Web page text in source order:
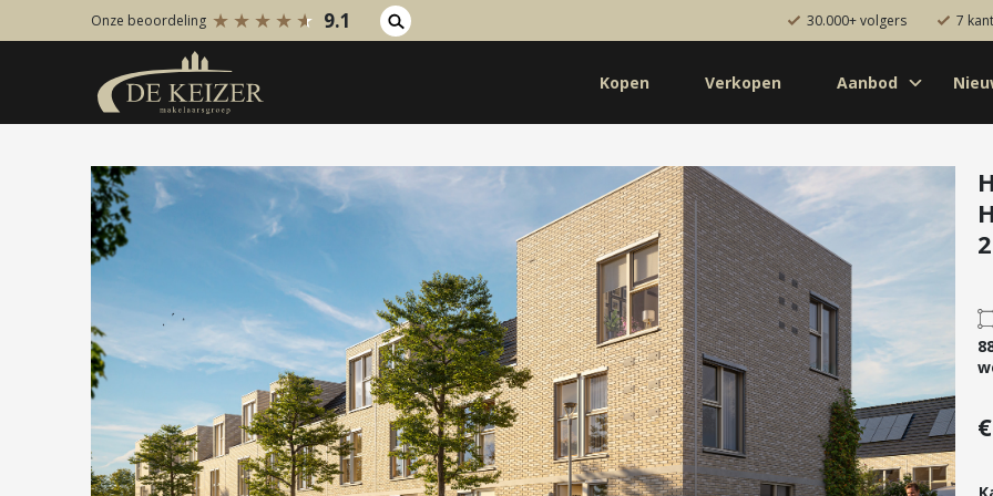
Koopaanbod
Bestaande bouw
Internationaal
Nieuwbouw
Bedrijfsaanbod
Huuraanbod
Internationaal
Nieuwbouw
Bedrijfsaanbod
Diensten
Kopen
Verkopen
Huren
Verhuren
Taxeren
Verzekeren
Onze beoordeling 9.1 30.000+ volgers 7
Kopen Verkopen Aanbod
2